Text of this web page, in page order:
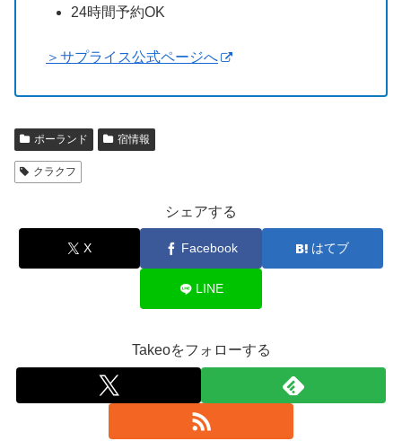
24時間予約OK
＞サプライス公式ページへ
ポーランド 宿情報
クラクフ
シェアする
X Facebook はてブ
LINE
Takeoをフォローする